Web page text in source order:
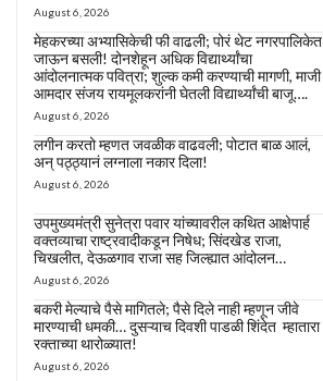
August 6, 2026
मेहकरच्या अभ्यासिकेची फी वाढली; पोरं थेट नगरपालिकेत
जाऊन बसली! दोनशेहून अधिक विद्यार्थ्यांचा
आंदोलनात्मक पवित्रा; शुल्क कमी करण्याची मागणी, माजी
आमदार संजय रायमूलकरांनी घेतली विद्यार्थ्यांची बाजू….
August 6, 2026
लगीन करतो म्हणत जवळीक वाढवली; पोटात बाळ आलं,
अन् पठ्ठ्यानं लग्नाला नकार दिला!
August 6, 2026
उपमुख्यमंत्री सुनेत्रा पवार यांच्यावरील कथित आक्षेपार्ह
वक्तव्याचा राष्ट्रवादीकडून निषेध; सिंदखेड राजा,
चिखलीत, देऊळगाव राजा सह जिल्ह्यात आंदोलन…
August 6, 2026
बकरी मेल्याचे पैसे मागितले; पैसे दिले नाही म्हणून जीवे
मारण्याची धमकी… दुसऱ्याच दिवशी पाडळी शिंदेत म्हातारा
रक्ताच्या थारोळ्यात!
August 6, 2026